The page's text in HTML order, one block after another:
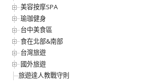
美容按摩SPA
瑜珈健身
台中美食區
食在北部&南部
台灣旅遊
國外旅遊
旅遊達人教戰守則